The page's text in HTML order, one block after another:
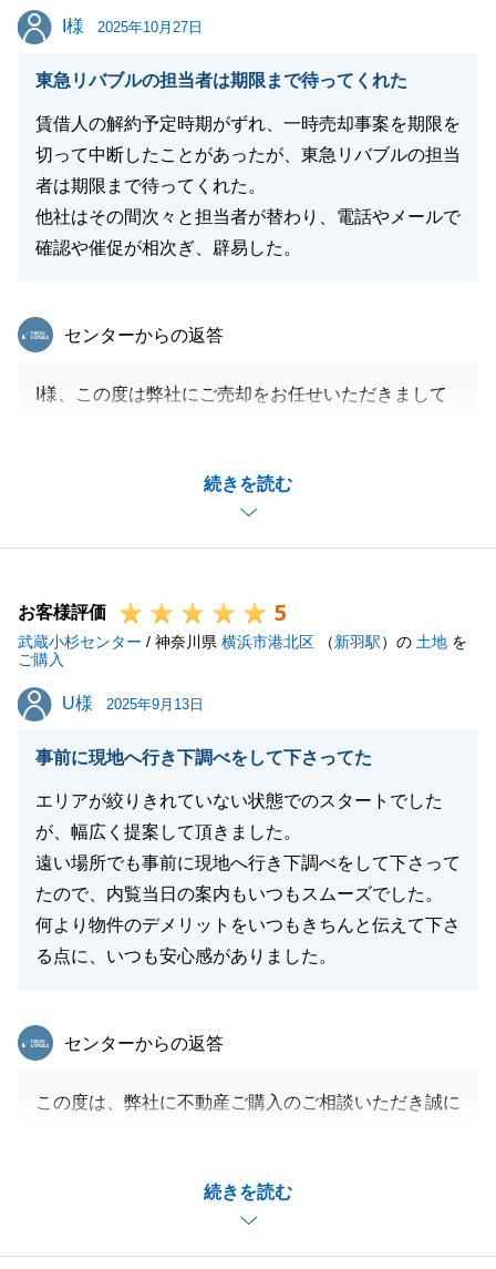
引き続き今後ともよろしくお願いいたします。
閉じる
I様
I様 2025年10月27日
東急リバブルの担当者は期限まで待ってくれた
賃借人の解約予定時期がずれ、一時売却事案を期限を
切って中断したことがあったが、東急リバブルの担当
者は期限まで待ってくれた。
他社はその間次々と担当者が替わり、電話やメールで
確認や催促が相次ぎ、辟易した。
続きを読む
東急リバブル
センターからの返答
I様、この度は弊社にご売却をお任せいただきまして
したが、お付き合いいただきまして感謝申し上げま
またご相談事がございましたらお気軽にご連絡くださ
お客様評価 5
武蔵小杉センター / 神奈川県 横浜市港北区 （新羽駅）の 土地 を
ご購入
U様
U様 2025年9月13日
事前に現地へ行き下調べをして下さってた
エリアが絞りきれていない状態でのスタートでした
が、幅広く提案して頂きました。
遠い場所でも事前に現地へ行き下調べをして下さって
たので、内覧当日の案内もいつもスムーズでした。
何より物件のデメリットをいつもきちんと伝えて下さ
る点に、いつも安心感がありました。
続きを読む
東急リバブル
センターからの返答
この度は、弊社に不動産ご購入のご相談いただき誠に
エリア選定から物件の内覧、そしてデメリットまで丁
寧にお伝えできたことで、U様にご安心いただけたこ
と、大変嬉しく存じます。